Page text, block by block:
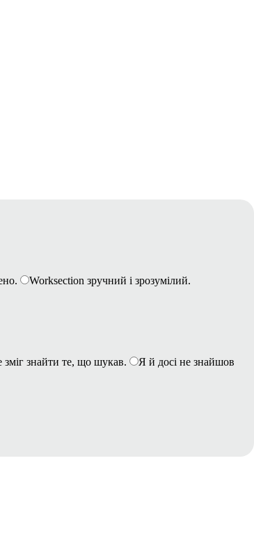
Worksection зручний і зрозумілий.
зміг знайти те, що шукав.
Я й досі не знайшов